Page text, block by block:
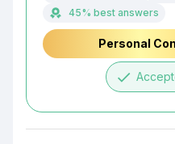
45% best answers
Personal
done